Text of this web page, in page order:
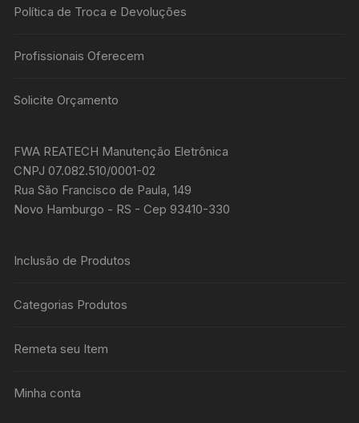
Política de Troca e Devoluções
Profissionais Oferecem
Solicite Orçamento
FWA REATECH Manutenção Eletrônica
CNPJ 07.082.510/0001-02
Rua São Francisco de Paula, 149
Novo Hamburgo - RS - Cep 93410-330
Inclusão de Produtos
Categorias Produtos
Remeta seu Item
Minha conta